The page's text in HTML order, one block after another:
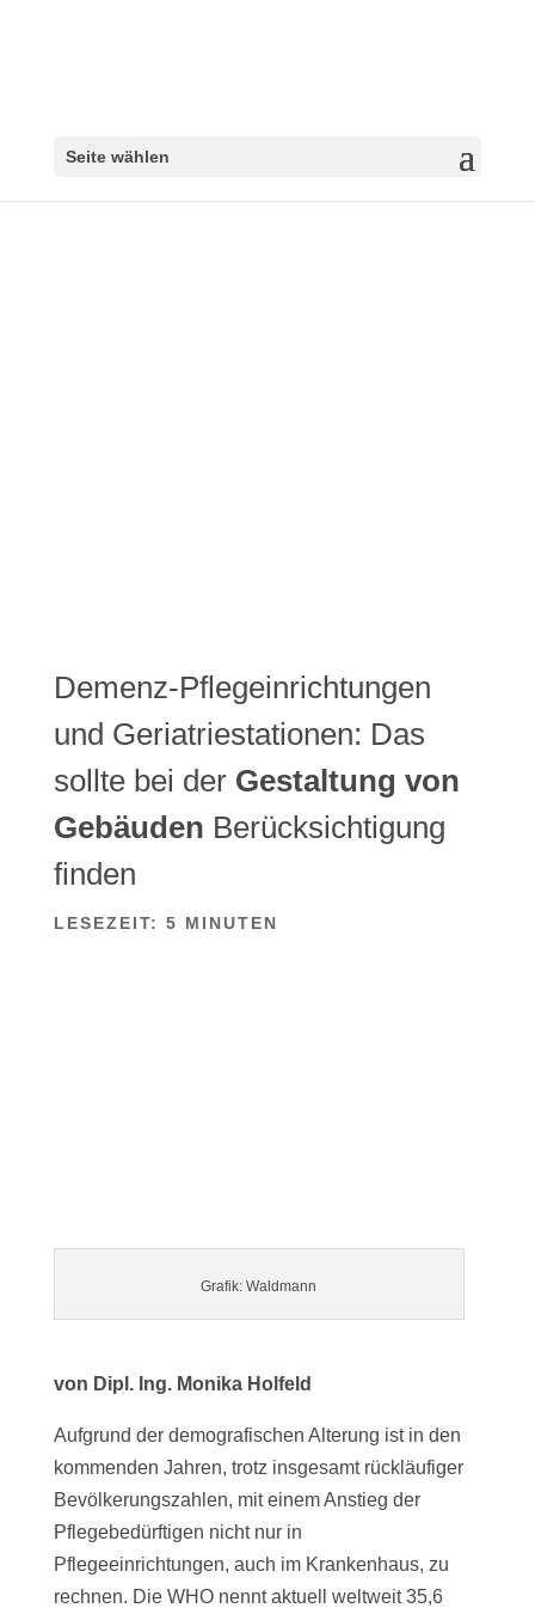
Seite wählen
Demenz-Pflegeinrichtungen
und Geriatriestationen: Das
sollte bei der Gestaltung von
Gebäuden Berücksichtigung
finden
LESEZEIT: 5 MINUTEN
Grafik: Waldmann
von Dipl. Ing. Monika Holfeld
Aufgrund der demografischen Alterung ist in den
kommenden Jahren, trotz insgesamt rückläufiger
Bevölkerungszahlen, mit einem Anstieg der
Pflegebedürftigen nicht nur in
Pflegeeinrichtungen, auch im Krankenhaus, zu
rechnen. Die WHO nennt aktuell weltweit 35,6